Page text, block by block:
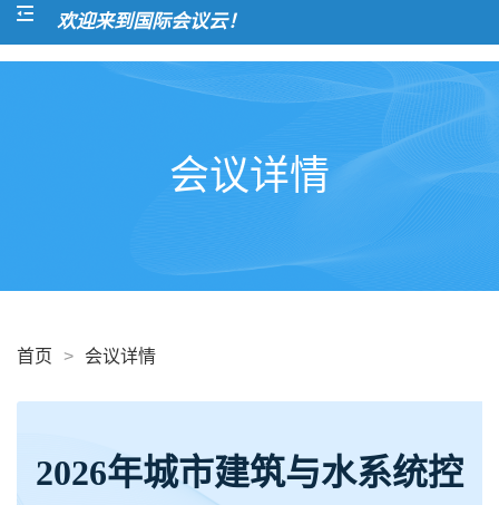
欢迎来到国际会议云！
会议详情
首页 > 会议详情
2026年城市建筑与水系统控